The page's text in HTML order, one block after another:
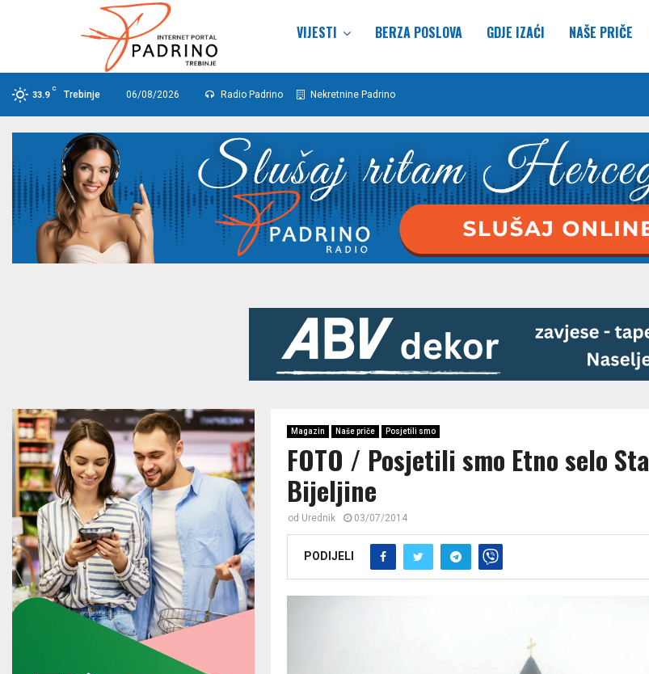
VIJESTI BERZA POSLOVA GDJE IZAĆI NAŠE PRIČE
33.9
C
Trebinje 06/08/2026 Radio Padrino Nekretnine Padrino
Magazin Naše priče Posjetili smo
FOTO / Posjetili smo Etno selo
Bijeljine
od Urednik 03/07/2014
PODIJELI